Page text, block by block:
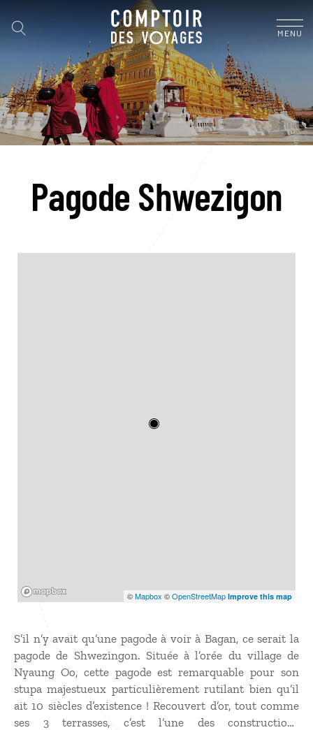
MENU
Pagode Shwezigon
©Mapbox ©OpenStreetMap Improve this map
S’il n’y avait qu’une pagode à voir à Bagan, ce serait la
pagode de Shwezingon. Située à l’orée du village de
Nyaung Oo, cette pagode est remarquable pour son
stupa majestueux particulièrement rutilant bien qu’il
ait 10 siècles d’existence ! Recouvert d’or, tout comme
ses 3 terrasses, c’est l’une des constructions